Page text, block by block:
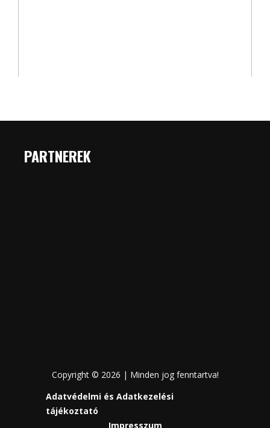
PARTNEREK
Copyright © 2026 | Minden jog fenntartva!
Adatvédelmi és Adatkezelési
tájékoztató
Impresszum